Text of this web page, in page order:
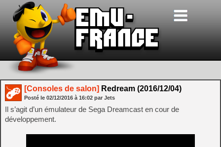
[Consoles de salon] Redream (2016/12/04)
Posté le 02/12/2016 à 16:02 par Jets
Il s’agit d’un émulateur de Sega Dreamcast en cour de
développement.